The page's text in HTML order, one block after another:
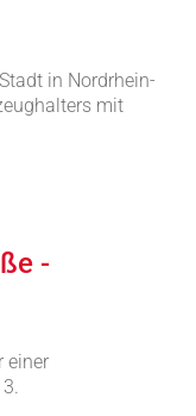
in Nordrhein-
mit
-
einer